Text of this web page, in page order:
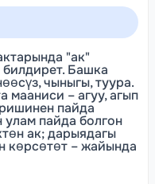
"ак"
Башка
чыныгы, туура.
мааниси – агуу, агып
пайда
улам пайда болгон
ак; дарыядагы
көрсөтөт – жайында